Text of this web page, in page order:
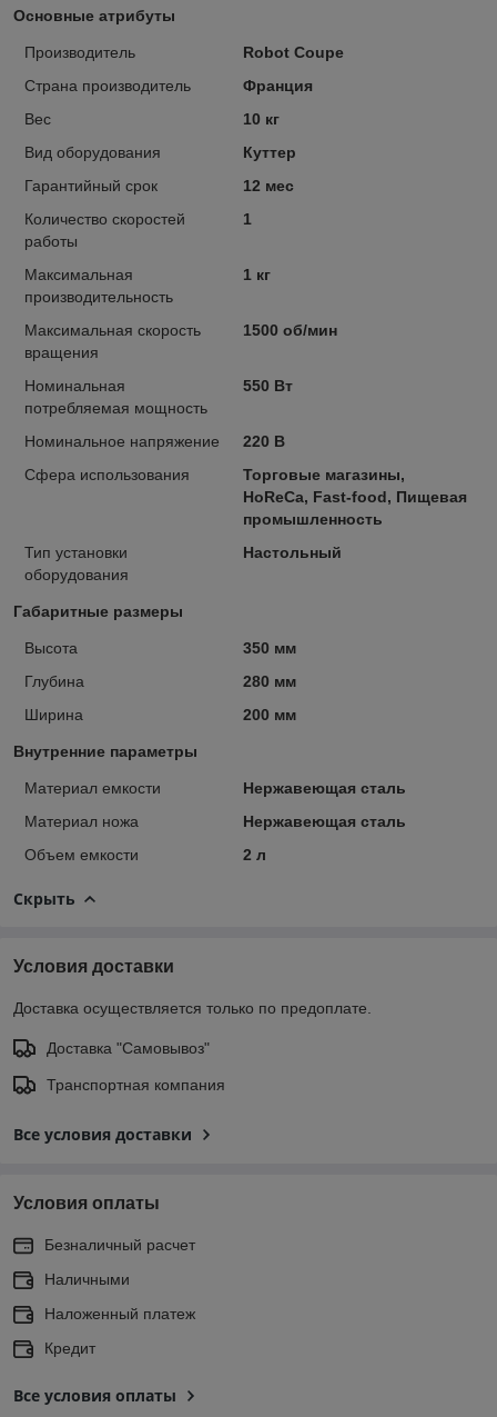
Основные атрибуты
Производитель
Robot Coupe
Страна производитель
Франция
Вес
10 кг
Вид оборудования
Куттер
Гарантийный срок
12 мес
Количество скоростей
работы
1
Максимальная
производительность
1 кг
Максимальная скорость
вращения
1500 об/мин
Номинальная
потребляемая мощность
550 Вт
Номинальное напряжение
220 В
Сфера использования
Торговые магазины,
HoReCa, Fast-food, Пищевая
промышленность
Тип установки
оборудования
Настольный
Габаритные размеры
Высота
350 мм
Глубина
280 мм
Ширина
200 мм
Внутренние параметры
Материал емкости
Нержавеющая сталь
Материал ножа
Нержавеющая сталь
Объем емкости
2 л
Скрыть
Условия доставки
Доставка осуществляется только по предоплате.
Доставка "Самовывоз"
Транспортная компания
Все условия доставки
Условия оплаты
Безналичный расчет
Наличными
Наложенный платеж
Кредит
Все условия оплаты